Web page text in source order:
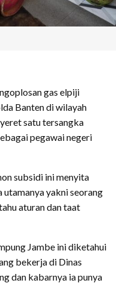
gas elpiji
Banten di wilayah
satu tersangka
pegawai negeri
subsidi ini menyita
yakni seorang
aturan dan taat
Jambe ini diketahui
bekerja di Dinas
dan kabarnya ia punya